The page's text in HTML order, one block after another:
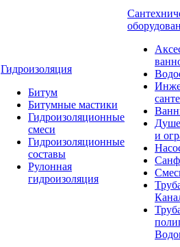
Гидроизоляция
Битум
Битумные мастики
Гидроизоляционные
смеси
Гидроизоляционные
составы
Рулонная
гидроизоляция
и